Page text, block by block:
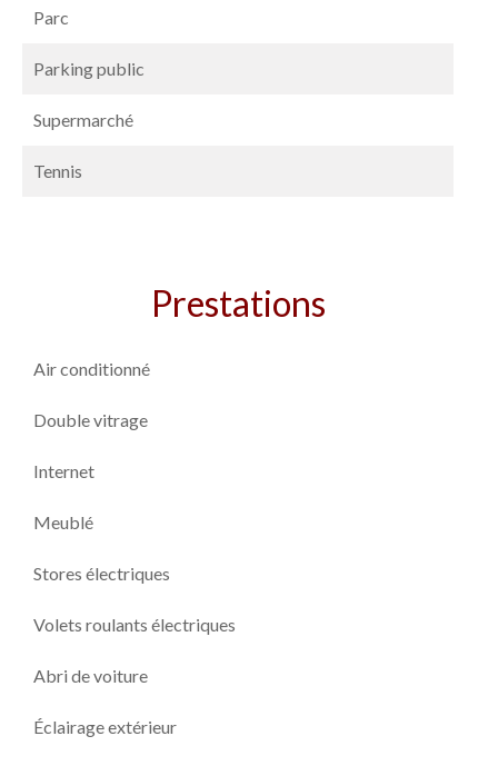
Parc
Parking public
Supermarché
Tennis
Prestations
Air conditionné
Double vitrage
Internet
Meublé
Stores électriques
Volets roulants électriques
Abri de voiture
Éclairage extérieur